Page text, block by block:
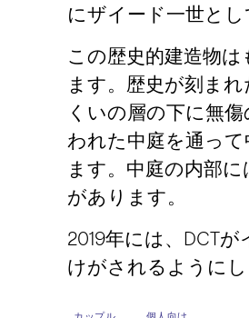
にザイード一世と
この歴史的建造物
ます。歴史が刻ま
くいの層の下に無
われた中庭を通っ
ます。中庭の内部
があります。
2019年には、DCT
けがされるようにし